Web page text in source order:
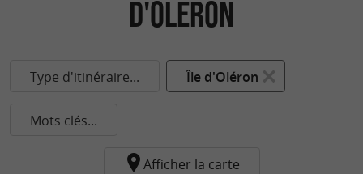
d'Oléron
Type d'itinéraire... Île d'Oléron
Mots clés...
Afficher la carte